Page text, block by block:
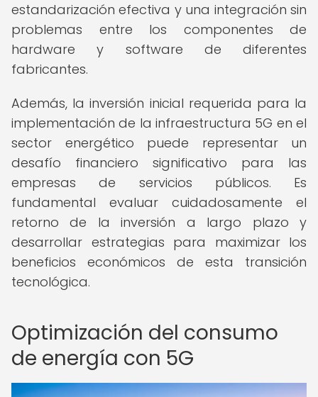
estandarización efectiva y una integración sin
problemas entre los componentes de
hardware y software de diferentes
fabricantes.
Además, la inversión inicial requerida para la
implementación de la infraestructura 5G en el
sector energético puede representar un
desafío financiero significativo para las
empresas de servicios públicos. Es
fundamental evaluar cuidadosamente el
retorno de la inversión a largo plazo y
desarrollar estrategias para maximizar los
beneficios económicos de esta transición
tecnológica.
Optimización del consumo
de energía con 5G